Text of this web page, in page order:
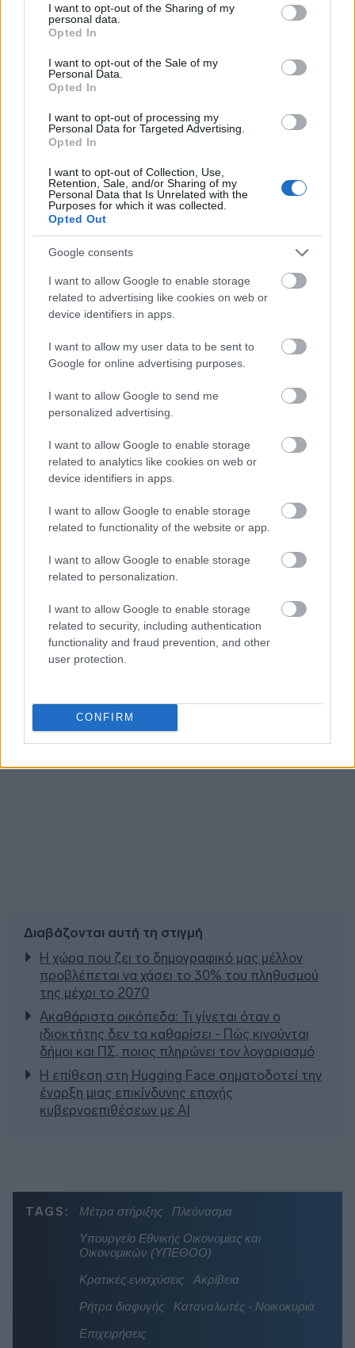
not limited to your visit or usage behaviour. You may click to
grant or deny consent to Google and its third-party tags to
use your data for below specified purposes in below Google
consent section.
I want to opt-out of the Sharing of my
personal data.
Opted In
I want to opt-out of the Sale of my
Personal Data.
Opted In
I want to opt-out of processing my
Personal Data for Targeted Advertising.
Opted In
I want to opt-out of Collection, Use,
Retention, Sale, and/or Sharing of my
Personal Data that Is Unrelated with the
Purposes for which it was collected.
Opted Out
Google consents
I want to allow Google to enable storage
related to advertising like cookies on web or
device identifiers in apps.
I want to allow my user data to be sent to
Google for online advertising purposes.
I want to allow Google to send me
personalized advertising.
I want to allow Google to enable storage
related to analytics like cookies on web or
device identifiers in apps.
I want to allow Google to enable storage
related to functionality of the website or app.
I want to allow Google to enable storage
related to personalization.
I want to allow Google to enable storage
related to security, including authentication
functionality and fraud prevention, and other
user protection.
CONFIRM
διάρκεια των νέων μέτρων, διατηρώντας
ταυτόχρονα τη δημοσιονομική σταθερότητα που
και μάθετε
πρώτοι όλες τιςειδήσειςαπό την Ελλάδα και τον κόσμο.
Διαβάζονται αυτή τη στιγμή
Η χώρα που ζει το δημογραφικό μας μέλλον
προβλέπεται να χάσει το 30% του πληθυσμού
της μέχρι το 2070
Ακαθάριστα οικόπεδα: Τι γίνεται όταν ο
ιδιοκτήτης δεν τα καθαρίσει - Πώς κινούνται
δήμοι και ΠΣ, ποιος πληρώνει τον λογαριασμό
Η επίθεση στη Hugging Face σηματοδοτεί την
έναρξη μιας επικίνδυνης εποχής
κυβερνοεπιθέσεων με AI
TAGS: Μέτρα στήριξης
Πλεόνασμα
Υπουργείο Εθνικής Οικονομίας και
Οικονομικών (ΥΠΕΘΟΟ)
Κρατικές ενισχύσεις
Ακρίβεια
Ρήτρα διαφυγής
Καταναλωτές - Νοικοκυριά
Επιχειρήσεις